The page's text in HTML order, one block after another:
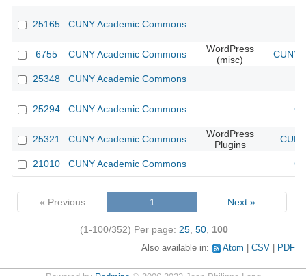
25165 CUNY Academic Commons
6755 CUNY Academic Commons
WordPress
(misc)
CUNY
25348 CUNY Academic Commons
25294 CUNY Academic Commons
25321 CUNY Academic Commons
WordPress
Plugins
21010 CUNY Academic Commons
« Previous 1 Next »
(1-100/352) Per page: 25 50 100
Also available in: Atom CSV PDF